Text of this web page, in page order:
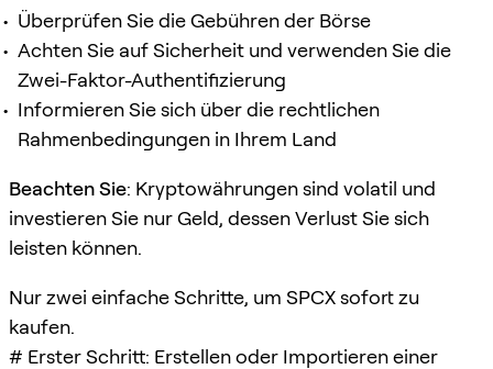
Überprüfen Sie die Gebühren der Börse
Achten Sie auf Sicherheit und verwenden Sie die
Zwei-Faktor-Authentifizierung
Informieren Sie sich über die rechtlichen
Rahmenbedingungen in Ihrem Land
Beachten Sie: Kryptowährungen sind volatil und
investieren Sie nur Geld, dessen Verlust Sie sich
leisten können.
Nur zwei einfache Schritte, um SPCX sofort zu
kaufen.
# Erster Schritt: Erstellen oder Importieren einer